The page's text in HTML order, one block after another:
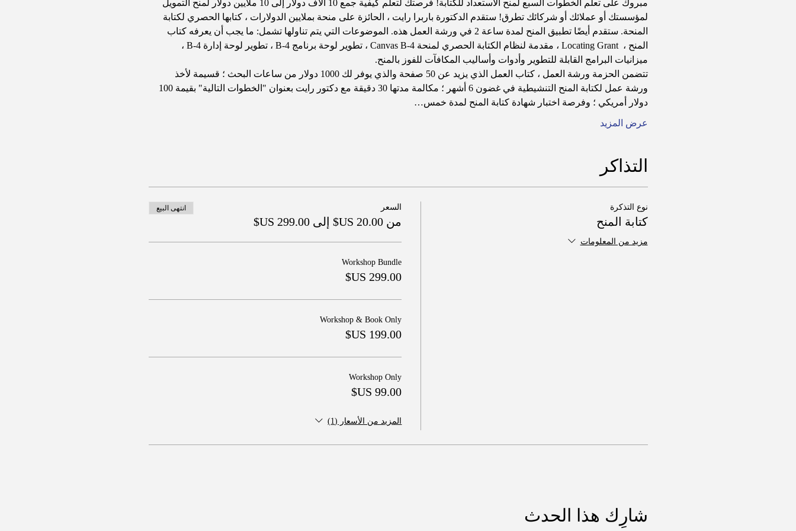
مبروك على تعلم الخطوات السبع لمنح الاستعداد للكتابة! فرصتك لتعلم كيفية جمع 10 آلاف دولار إلى 10 ملايين دولار لمنح التمويل
لمؤسستك أو عملائك أو شركائك تطرق! ستقدم الدكتورة باربرا رايت ، الحائزة على منحة بملايين الدولارات ، كتابها الحصري لكتابة
المنحة. ستقدم أيضًا تطبيق المنح لمدة ساعة 2 في ورشة العمل هذه. الموضوعات التي يتم تناولها تشمل: ما يجب أن يعرفه كتاب
المنح ،  Locating Grant ، مقدمة لنظام الكتابة الحصري لمنحة Canvas B-4 ، تطوير لوحة برنامج B-4 ، تطوير لوحة إدارة B-4 ،
ميزانيات البرامج القابلة للتطوير وأدوات وأساليب المكافآت للفوز بالمنح.
تتضمن الحزمة ورشة العمل ، كتاب العمل الذي يزيد عن 50 صفحة والذي يوفر لك 1000 دولار من ساعات البحث ؛ قسيمة لأخذ
دولار أمريكي ؛ وفرصة اختبار شهادة كتابة المنح لمدة خمس…
عرض المزيد
التذاكر
نوع التذكرة
كتابة المنح
مزيد من المعلومات
السعر
من ‏20.00 US$ إلى ‏299.00 US$
انتهى البيع
Workshop Bundle
Workshop & Book Only
Workshop Only
المزيد من الأسعار (1)
شارِك هذا الحدث